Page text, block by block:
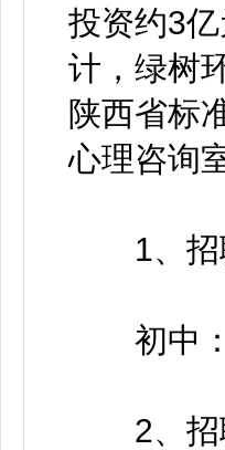
投资约3
计，绿树
陕西省标
心理咨询
1、招
初中：
2、招